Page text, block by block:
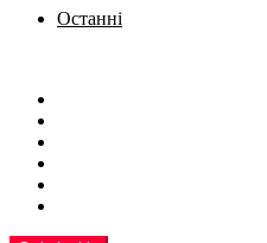
Останні